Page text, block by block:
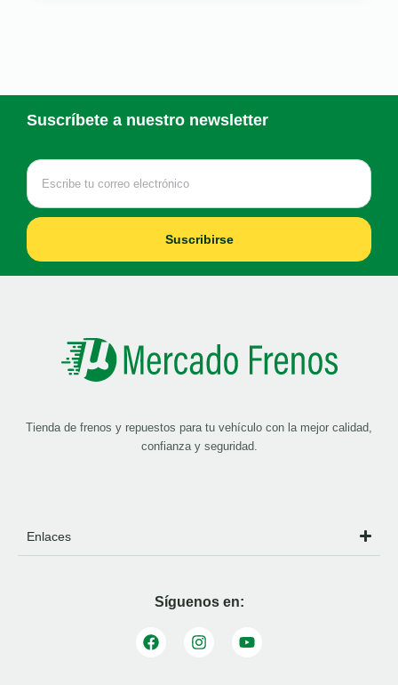
Suscríbete a nuestro newsletter
Suscribirse
Tienda de frenos y repuestos para tu vehículo con la mejor calidad,
confianza y seguridad.
Enlaces
Síguenos en: